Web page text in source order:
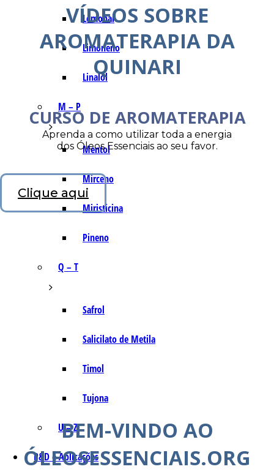
Lemonal
Limoneno
Linalol
M – P
Mentol
Mirceno
Miristicina
Pineno
Q – T
Safrol
Salicilato de Metila
Timol
Tujona
U – Z
P&D e Aplicações
VÍDEOS SOBRE
AROMATERAPIA DA
QUINARI
CURSO DE AROMATERAPIA
Aprenda a como utilizar toda a energia
dos Óleos Essenciais ao seu favor.
Clique aqui
BEM-VINDO AO
ÓLEOSESSENCIAIS.ORG